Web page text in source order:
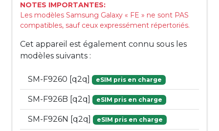
NOTES IMPORTANTES:
Les modèles Samsung Galaxy « FE » ne sont PAS
compatibles, sauf ceux expressément répertoriés.
Cet appareil est également connu sous les
modèles suivants :
SM-F9260 [q2q] eSIM pris en charge
SM-F926B [q2q] eSIM pris en charge
SM-F926N [q2q] eSIM pris en charge